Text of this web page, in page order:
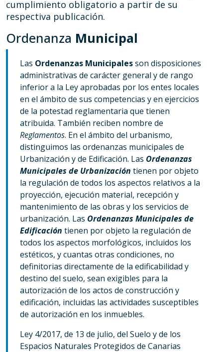
cumplimiento obligatorio a partir de su
respectiva publicación.
Ordenanza Municipal
Las Ordenanzas Municipalesson disposiciones
administrativas de carácter general y de rango
inferior a la Ley aprobadas por los entes locales
en el ámbito de sus competencias y en ejercicios
de la potestad reglamentaria que tienen
atribuida. También reciben nombre de
Reglamentos. En el ámbito del urbanismo,
distinguimos las ordenanzas municipales de
Urbanización y de Edificación. Las Ordenanzas
Municipales de Urbanización tienen por objeto
la regulación de todos los aspectos relativos a la
proyección, ejecución material, recepción y
mantenimiento de las obras y los servicios de
urbanización. Las Ordenanzas Municipales de
Edificación tienen por objeto la regulación de
todos los aspectos morfológicos, incluidos los
estéticos, y cuantas otras condiciones, no
definitorias directamente de la edificabilidad y
destino del suelo, sean exigibles para la
autorización de los actos de construcción y
edificación, incluidas las actividades susceptibles
de autorización en los inmuebles.
Ley 4/2017, de 13 de julio, del Suelo y de los
Espacios Naturales Protegidos de Canarias